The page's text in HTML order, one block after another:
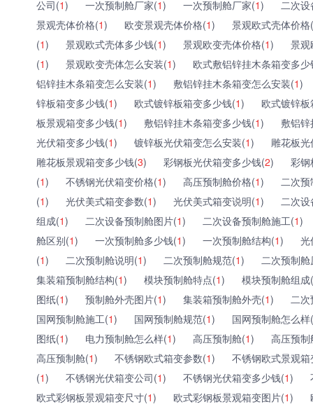
公司(1) 一次预制舱厂家(1) 一次预制舱厂家(1)
二次
景观壳体价格(1) 欧变景观壳体价格(1)
景观欧式壳体价格(
(1) 景观欧式壳体多少钱(1) 景观欧变壳体价格(1)
景观
(1) 景观欧变壳体怎么安装(1)
欧式敷铝锌挂木条箱变多少
铝锌挂木条箱变怎么安装(1) 敷铝锌挂木条箱变怎么安装(1)
锌板箱变多少钱(1) 欧式镀锌板箱变多少钱(1)
欧式镀锌
板景观箱变多少钱(1) 敷铝锌挂木条箱变多少钱(1)
敷铝
光伏箱变多少钱(1) 镀锌板光伏箱变怎么安装(1)
雕花板
雕花板景观箱变多少钱(3) 彩钢板光伏箱变多少钱(2)
彩钢
(1) 不锈钢光伏箱变价格(1) 高压预制舱价格(1)
二次
(1) 光伏美式箱变参数(1) 光伏美式箱变说明(1)
二次
组成(1) 二次设备预制舱图片(1) 二次设备预制舱施工(1)
舱区别(1) 一次预制舱多少钱(1) 一次预制舱结构(1)
光
(1) 二次预制舱说明(1) 二次预制舱规范(1)
二次预制
集装箱预制舱结构(1) 模块预制舱特点(1)
模块预制舱组成(
图纸(1) 预制舱外壳图片(1) 集装箱预制舱外壳(1)
二
国网预制舱施工(1) 国网预制舱规范(1)
国网预制舱怎么样(
图纸(1) 电力预制舱怎么样(1) 高压预制舱(1)
高压预
高压预制舱(1) 不锈钢欧式箱变参数(1)
不锈钢欧式景观
(1) 不锈钢光伏箱变公司(1) 不锈钢光伏箱变多少钱(1)
欧式彩钢板景观箱变尺寸(1) 欧式彩钢板景观箱变图片(1)